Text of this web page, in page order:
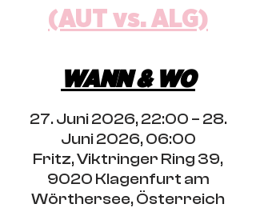
(AUT vs. ALG)
WANN & WO
27. Juni 2026, 22:00 – 28.
Juni 2026, 06:00
Fritz, Viktringer Ring 39,
9020 Klagenfurt am
Wörthersee, Österreich